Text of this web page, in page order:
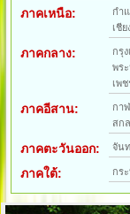
ภาคเหนือ: กำ
เชีย
ภาคกลาง: กรุ
พร
เพ
ภาคอีสาน: กา
สก
ภาคตะวันออก: จัน
ภาคใต้: กร